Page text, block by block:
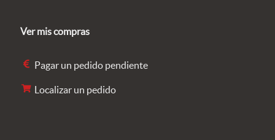
Ver mis compras
Pagar un pedido pendiente
Localizar un pedido